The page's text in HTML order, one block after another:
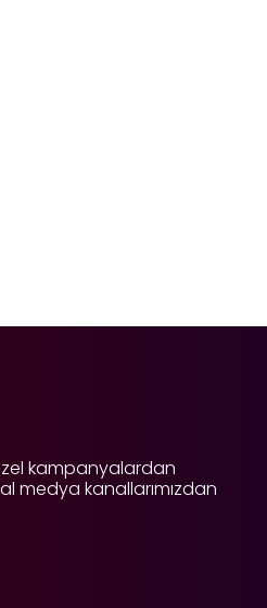
kampanyalardan
medya kanallarımızdan